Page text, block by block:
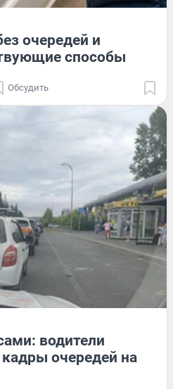
очередей и
способы
Обсудить
водители
очередей на